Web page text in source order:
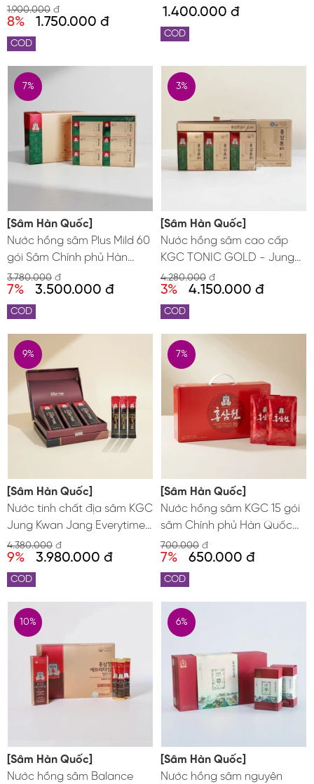
gói x 10ml
1.900.000 đ
8% 1.750.000 đ
COD
30 gói
1.400.000 đ
COD
[Sâm Hàn Quốc]
Nước hồng sâm Plus Mild 60
gói Sâm Chính phủ Hàn
Quốc cao cấp
3.780.000 đ
7% 3.500.000 đ
7%
COD
[Sâm Hàn Quốc]
Nước hồng sâm cao cấp
KGC TONIC GOLD - Jung
Kwan Jang
4.280.000 đ
3% 4.150.000 đ
3%
COD
[Sâm Hàn Quốc]
Nước tinh chất địa sâm KGC
Jung Kwan Jang Everytime
Limited hộp 30 gói x 10ml
4.380.000 đ
9% 3.980.000 đ
9%
COD
[Sâm Hàn Quốc]
Nước hồng sâm KGC 15 gói
sâm Chính phủ Hàn Quốc
Jung Kwan Jang
700.000 đ
7% 650.000 đ
7%
COD
[Sâm Hàn Quốc]
Nước hồng sâm Balance
10%
[Sâm Hàn Quốc]
Nước hồng sâm nguyên
6%